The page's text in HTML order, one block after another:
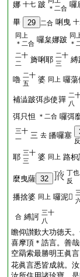
娜 十七 跛 ＊二合 囉
畢
29 二合 唎曳
同上
＊二合 囉枲娜跛 同
＊
二十
二
旖唎耶 二十
三
縛
嚕 二十
五
婆 同上 囉蕩
補澁跛弭歩使嚲 二
八
弭只怛 ＊二合 囉弭
三十
一
三 去 皤囉塞
反
耶 三十
三
婆 同上 路
麼曳薩 32
丁也
反
播捨婆 同上 囉泥𤙖
合 縛訶 三十
八
瞻仰讃歎大功徳天
喜摩頂＊誥言。善
空羂索最勝明王眞
花眞言悉皆成就。